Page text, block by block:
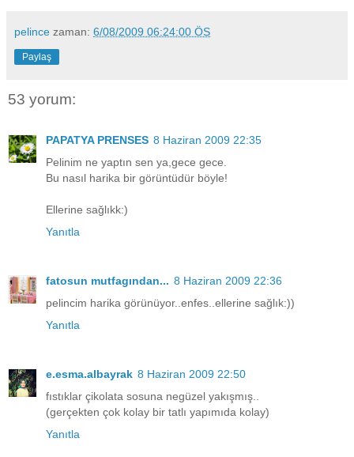
pelince zaman: 6/08/2009 06:24:00 ÖS
Paylaş
53 yorum:
PAPATYA PRENSES 8 Haziran 2009 22:35
Pelinim ne yaptın sen ya,gece gece.
Bu nasıl harika bir görüntüdür böyle!
Ellerine sağlıkk:)
Yanıtla
fatosun mutfagından... 8 Haziran 2009 22:36
pelincim harika görünüyor..enfes..ellerine sağlık:))
Yanıtla
e.esma.albayrak 8 Haziran 2009 22:50
fıstıklar çikolata sosuna negüzel yakışmış..
(gerçekten çok kolay bir tatlı yapımıda kolay)
Yanıtla